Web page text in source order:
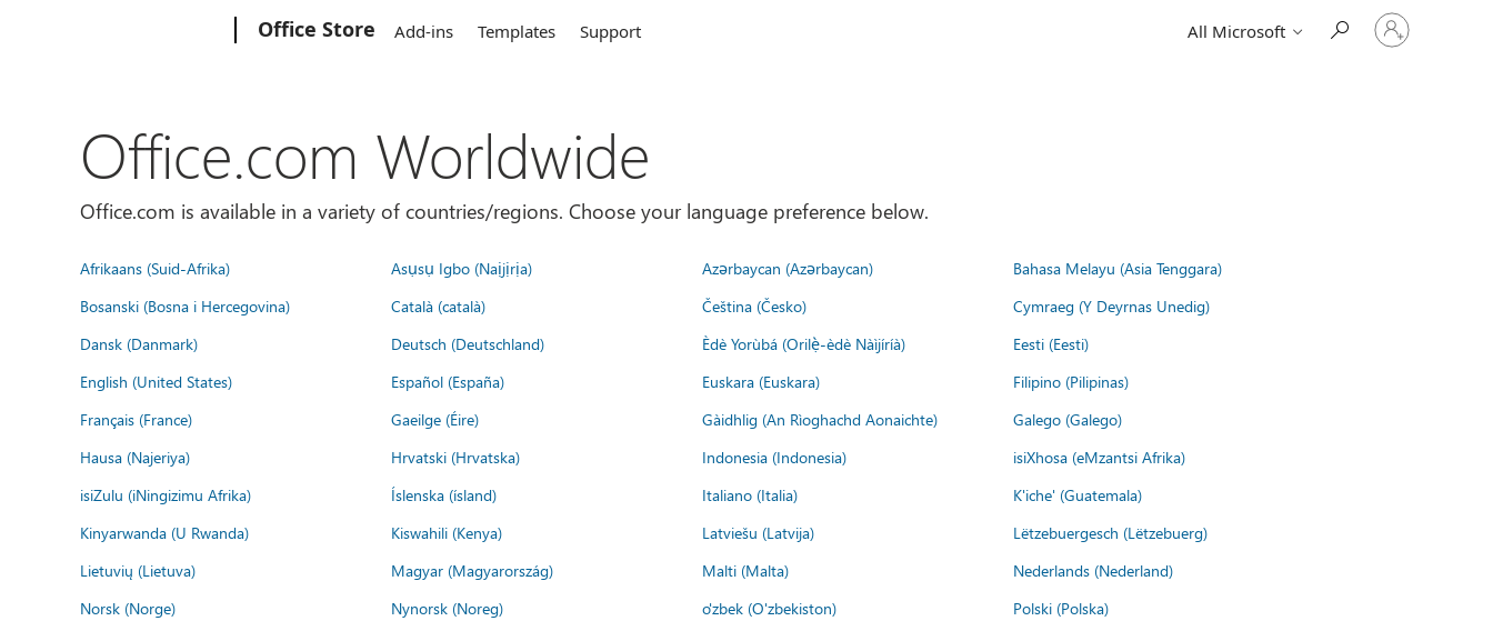
Office Store Add-ins Templates Support All Microsoft
Sign
in
Office.com Worldwide
Office.com is available in a variety of countries/regions. Choose your language preference below.
Afrikaans (Suid-Afrika) Asụsụ Igbo (Naịjịrịa) Azərbaycan (Azərbaycan)
Bahasa Melayu (Asia Tenggara)
Bosanski (Bosna i Hercegovina)
Català (català) Čeština (Česko)
Cymraeg (Y Deyrnas Unedig)
Dansk (Danmark)
Deutsch (Deutschland) Èdè Yorùbá (Orilẹ̀-èdè Nàìjíríà)
Eesti (Eesti)
English (United States)
Español (España) Euskara (Euskara)
Filipino (Pilipinas)
Français (France)
Gaeilge (Éire) Gàidhlig (An Rìoghachd Aonaichte)
Galego (Galego)
Hausa (Najeriya)
Hrvatski (Hrvatska) Indonesia (Indonesia)
isiXhosa (eMzantsi Afrika)
isiZulu (iNingizimu Afrika)
Íslenska (ísland) Italiano (Italia)
K'iche' (Guatemala)
Kinyarwanda (U Rwanda)
Kiswahili (Kenya) Latviešu (Latvija)
Lëtzebuergesch (Lëtzebuerg)
Lietuvių (Lietuva)
Magyar (Magyarország) Malti (Malta)
Nederlands (Nederland)
Norsk (Norge)
Nynorsk (Noreg) o'zbek (O'zbekiston)
Polski (Polska)